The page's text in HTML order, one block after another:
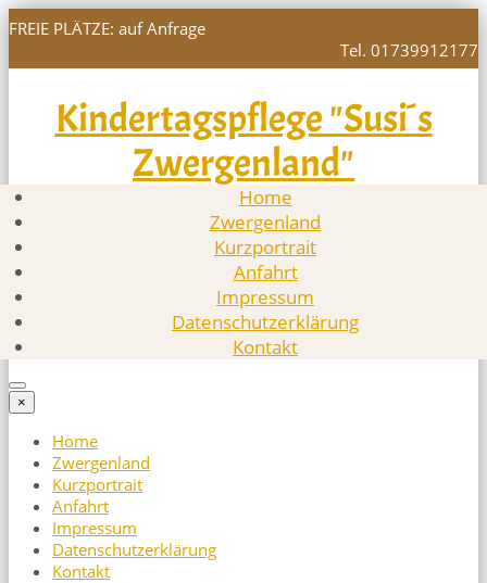
FREIE PLÄTZE: auf Anfrage
Tel. 01739912177
Kindertagspflege "Susi´s
Zwergenland"
Home
Zwergenland
Kurzportrait
Anfahrt
Impressum
Datenschutzerklärung
Kontakt
×
Home
Zwergenland
Kurzportrait
Anfahrt
Impressum
Datenschutzerklärung
Kontakt